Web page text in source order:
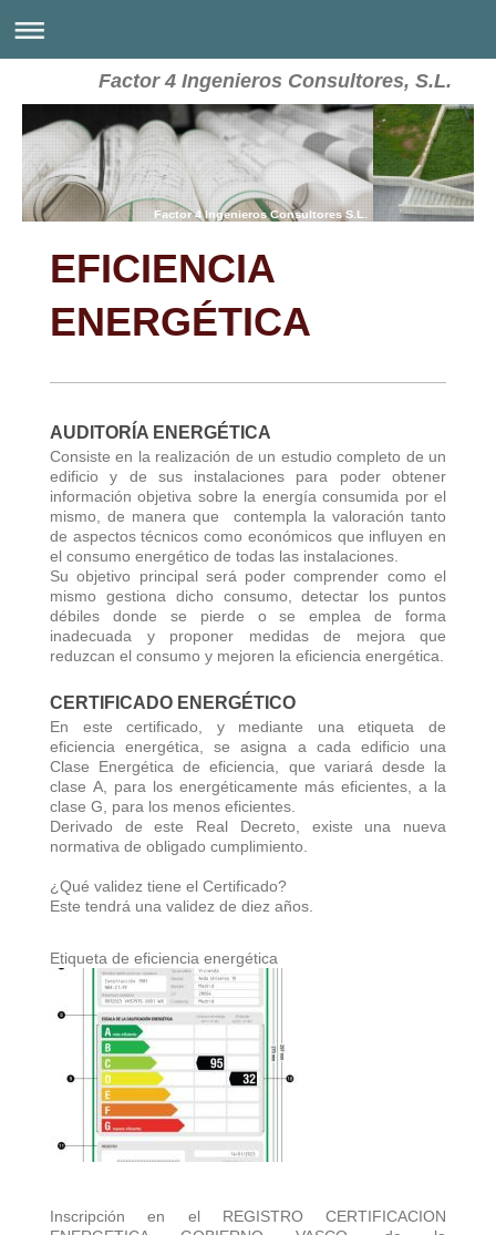
Factor 4 Ingenieros Consultores, S.L.
Factor 4 Ingenieros Consultores S.L.
EFICIENCIA
ENERGÉTICA
AUDITORÍA ENERGÉTICA
Consiste en la realización de un estudio completo de un
edificio y de sus instalaciones para poder obtener
información objetiva sobre la energía consumida por el
mismo, de manera que contempla la valoración tanto
de aspectos técnicos como económicos que influyen en
el consumo energético de todas las instalaciones.
Su objetivo principal será poder comprender como el
mismo gestiona dicho consumo, detectar los puntos
débiles donde se pierde o se emplea de forma
inadecuada y proponer medidas de mejora que
reduzcan el consumo y mejoren la eficiencia energética.
CERTIFICADO ENERGÉTICO
En este certificado, y mediante una etiqueta de
eficiencia energética, se asigna a cada edificio una
Clase Energética de eficiencia, que variará desde la
clase A, para los energéticamente más eficientes, a la
clase G, para los menos eficientes.
Derivado de este Real Decreto, existe una nueva
normativa de obligado cumplimiento.
¿Qué validez tiene el Certificado?
Este tendrá una validez de diez años.
Etiqueta de eficiencia energética
Inscripción en el REGISTRO CERTIFICACION